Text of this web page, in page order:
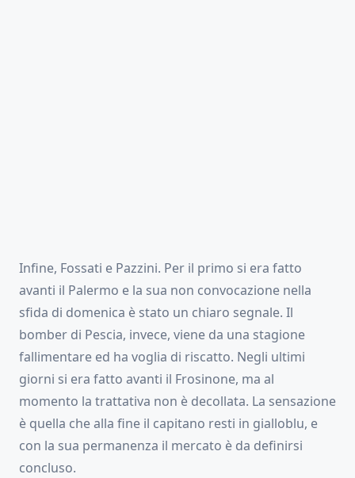
Infine, Fossati e Pazzini. Per il primo si era fatto
avanti il Palermo e la sua non convocazione nella
sfida di domenica è stato un chiaro segnale. Il
bomber di Pescia, invece, viene da una stagione
fallimentare ed ha voglia di riscatto. Negli ultimi
giorni si era fatto avanti il Frosinone, ma al
momento la trattativa non è decollata. La sensazione
è quella che alla fine il capitano resti in gialloblu, e
con la sua permanenza il mercato è da definirsi
concluso.